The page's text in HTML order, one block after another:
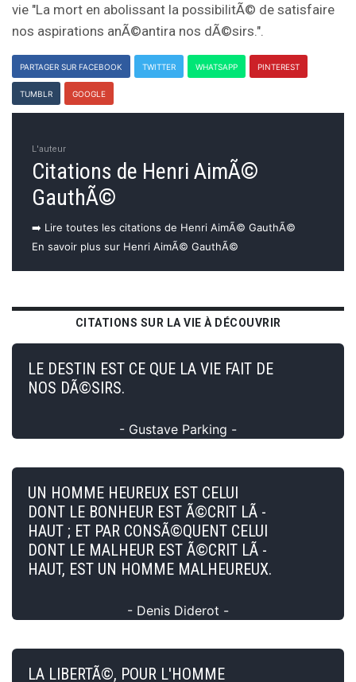
vie "La mort en abolissant la possibilitÃ© de satisfaire
nos aspirations anÃ©antira nos dÃ©sirs.".
PARTAGER SUR FACEBOOK TWITTER WHATSAPP PINTEREST
TUMBLR GOOGLE
L'auteur
Citations de Henri AimÃ©
GauthÃ©
➡️ Lire toutes les citations de Henri AimÃ© GauthÃ©
En savoir plus sur Henri AimÃ© GauthÃ©
CITATIONS SUR LA VIE À DÉCOUVRIR
LE DESTIN EST CE QUE LA VIE FAIT DE
NOS DÃ©SIRS.
- Gustave Parking -
UN HOMME HEUREUX EST CELUI
DONT LE BONHEUR EST Ã©CRIT LÃ -
HAUT ; ET PAR CONSÃ©QUENT CELUI
DONT LE MALHEUR EST Ã©CRIT LÃ -
HAUT, EST UN HOMME MALHEUREUX.
- Denis Diderot -
LA LIBERTÃ©, POUR L'HOMME